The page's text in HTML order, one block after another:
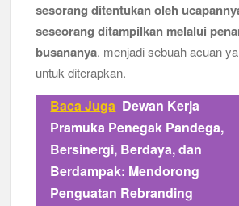
sesorang ditentukan oleh
seseorang ditampilkan melalui
busananya. menjadi sebuah acuan
untuk diterapkan.
Baca Juga Dewan Kerja
Pramuka Penegak Pandega,
Bersinergi, Berdaya, dan
Berdampak: Mendorong
Penguatan Rebranding